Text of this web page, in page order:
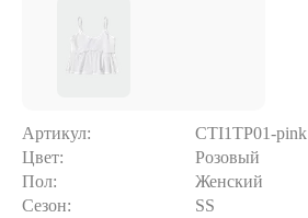
Артикул:
CTI1TP01-pink
Цвет:
Розовый
Пол:
Женский
Сезон:
SS